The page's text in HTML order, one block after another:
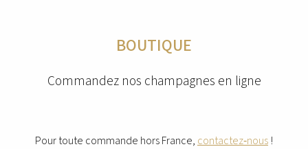
BOUTIQUE
Commandez nos champagnes en ligne
Pour toute commande hors France, contactez‑nous !